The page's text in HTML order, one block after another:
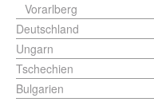
Vorarlberg
Deutschland
Ungarn
Tschechien
Bulgarien